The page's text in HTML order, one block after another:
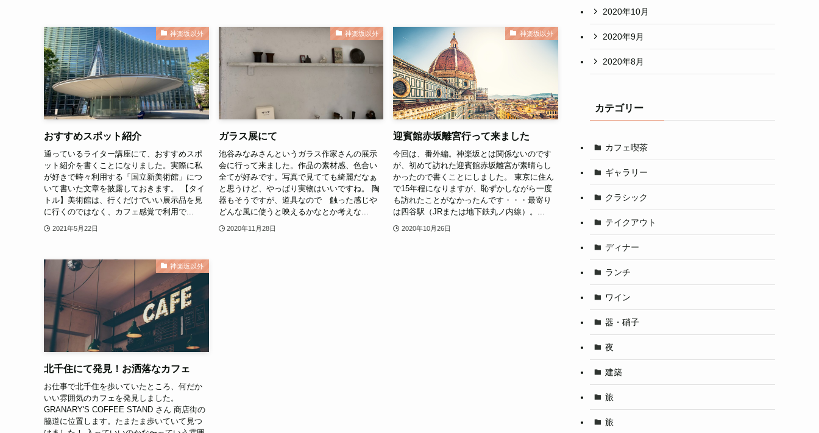
神楽坂以外
おすすめスポット紹介
通っているライター講座にて、おすすめスポ
ット紹介を書くことになりました。実際に私
が好きで時々利用する「国立新美術館」につ
いて書いた文章を披露しておきます。 【タイ
トル】美術館は、行くだけでいい展示品を見
に行くのではなく、カフェ感覚で利用で...
2021年5月22日
神楽坂以外
ガラス展にて
池谷みなみさんというガラス作家さんの展示
会に行って来ました。作品の素材感、色合い
全てが好みです。写真で見てても綺麗だなぁ
と思うけど、やっぱり実物はいいですね。 陶
器もそうですが、道具なので 触った感じや
どんな風に使うと映えるかなとか考えな...
2020年11月28日
神楽坂以外
迎賓館赤坂離宮行って来ました
今回は、番外編。神楽坂とは関係ないのです
が、初めて訪れた迎賓館赤坂離宮が素晴らし
かったので書くことにしました。 東京に住ん
で15年程になりますが、恥ずかしながら一度
も訪れたことがなかったんです・・・最寄り
は四谷駅（JRまたは地下鉄丸ノ内線）。...
2020年10月26日
神楽坂以外
北千住にて発見！お洒落なカフェ
お仕事で北千住を歩いていたところ、何だか
いい雰囲気のカフェを発見しました。
GRANARY'S COFFEE STAND さん 商店街の
脇道に位置します。たまたま歩いていて見つ
2020年10月
2020年9月
2020年8月
カテゴリー
カフェ喫茶
ギャラリー
クラシック
テイクアウト
ディナー
ランチ
ワイン
器・硝子
夜
建築
旅
旅